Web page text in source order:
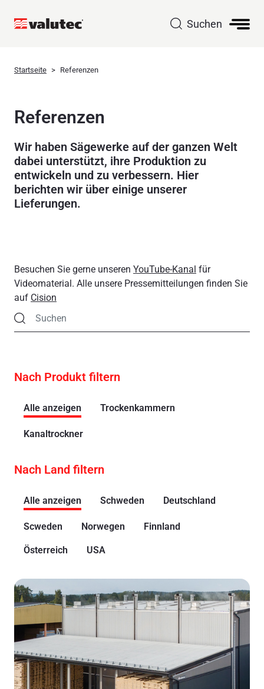
Suchen
Startseite Referenzen
Referenzen
Wir haben Sägewerke auf der ganzen Welt
dabei unterstützt, ihre Produktion zu
entwickeln und zu verbessern. Hier
berichten wir über einige unserer
Lieferungen.
Besuchen Sie gerne unseren YouTube-Kanal für
Videomaterial. Alle unsere Pressemitteilungen finden Sie
auf Cision
Nach Produkt filtern
Alle anzeigen Trockenkammern
Kanaltrockner
Nach Land filtern
Alle anzeigen Schweden Deutschland
Scweden Norwegen Finnland
Österreich USA